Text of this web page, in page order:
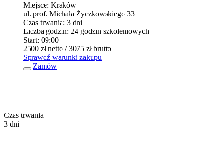
Miejsce: Kraków
ul. prof. Michała Życzkowskiego 33
Czas trwania: 3 dni
Liczba godzin: 24 godzin szkoleniowych
Start: 09:00
2500 złnetto / 3075 złbrutto
Sprawdź warunki zakupu
Zamów
Czas trwania
3 dni